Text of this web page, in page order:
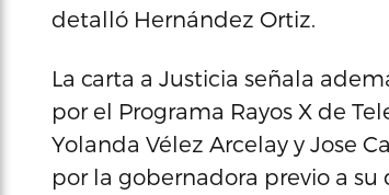
detalló Hernández Ortiz.
La carta a Justicia señala
por el Programa Rayos X de
Yolanda Vélez Arcelay y Jose
por la gobernadora previo a